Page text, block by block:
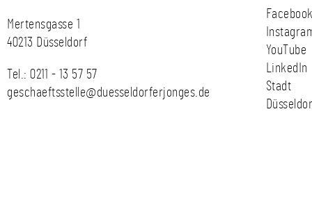
Mertensgasse 1
40213 Düsseldorf
Tel.: 0211 - 13 57 57
geschaeftsstelle@duesseldorferjonges.de
YouTube
LinkedIn
Stadt